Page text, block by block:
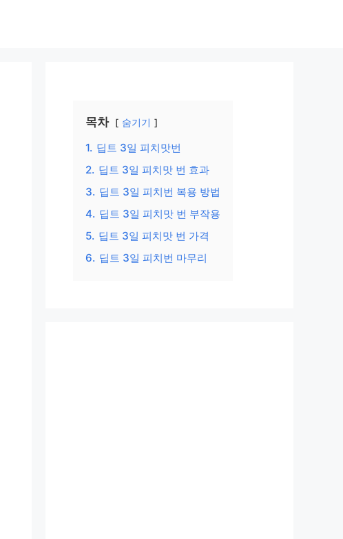
목차 숨기기
1. 딥트 3일 피치맛번
2. 딥트 3일 피치맛 번 효과
3. 딥트 3일 피치번 복용 방법
4. 딥트 3일 피치맛 번 부작용
5. 딥트 3일 피치맛 번 가격
6. 딥트 3일 피치번 마무리